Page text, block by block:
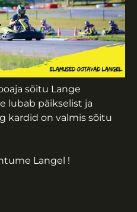
sõitu Lange
lubab päikselist ja
kardid on valmis sõitu
Langel !